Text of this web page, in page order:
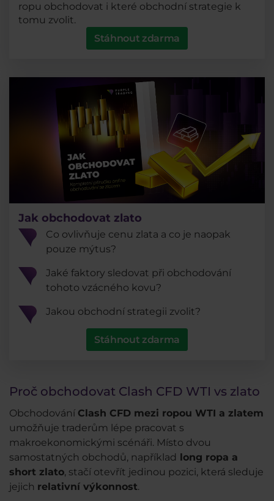
ropu obchodovat i které obchodní strategie k
tomu zvolit.
Stáhnout zdarma
Jak obchodovat zlato
Co ovlivňuje cenu zlata a co je naopak
pouze mýtus?
Jaké faktory sledovat při obchodování
tohoto vzácného kovu?
Jakou obchodní strategii zvolit?
Stáhnout zdarma
Proč obchodovat Clash CFD WTI vs zlato
Obchodování Clash CFD mezi ropou WTI a zlatem
umožňuje traderům lépe pracovat s
makroekonomickými scénáři. Místo dvou
samostatných obchodů, například long ropa a
short zlato, stačí otevřít jedinou pozici, která sleduje
jejich relativní výkonnost.